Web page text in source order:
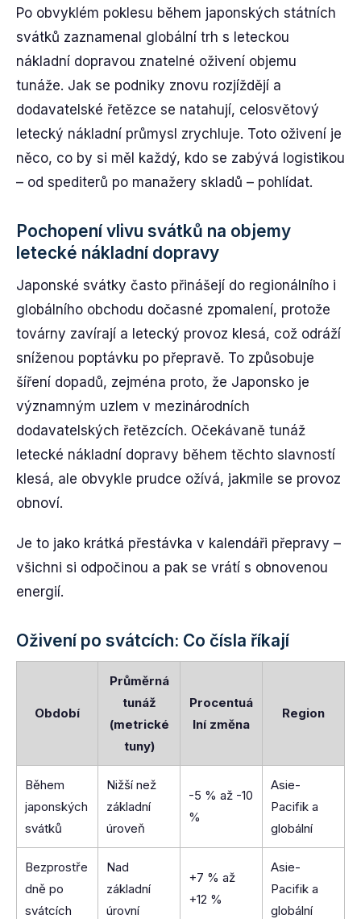
Po obvyklém poklesu během japonských státních
svátků zaznamenal globální trh s leteckou
nákladní dopravou znatelné oživení objemu
tunáže. Jak se podniky znovu rozjíždějí a
dodavatelské řetězce se natahují, celosvětový
letecký nákladní průmysl zrychluje. Toto oživení je
něco, co by si měl každý, kdo se zabývá logistikou
– od spediterů po manažery skladů – pohlídat.
Pochopení vlivu svátků na objemy
letecké nákladní dopravy
Japonské svátky často přinášejí do regionálního i
globálního obchodu dočasné zpomalení, protože
továrny zavírají a letecký provoz klesá, což odráží
sníženou poptávku po přepravě. To způsobuje
šíření dopadů, zejména proto, že Japonsko je
významným uzlem v mezinárodních
dodavatelských řetězcích. Očekávaně tunáž
letecké nákladní dopravy během těchto slavností
klesá, ale obvykle prudce ožívá, jakmile se provoz
obnoví.
Je to jako krátká přestávka v kalendáři přepravy –
všichni si odpočinou a pak se vrátí s obnovenou
energií.
Oživení po svátcích: Co čísla říkají
Období
Průměrná
tunáž
(metrické
tuny)
Procentuá
lní změna
Region
Během
japonských
svátků
Nižší než
základní
úroveň
-5 % až -10
%
Asie-
Pacifik a
globální
Bezprostře
dně po
svátcích
Nad
základní
úrovní
+7 % až
+12 %
Asie-
Pacifik a
globální